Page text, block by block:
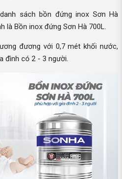
sách bồn đứng inox Sơn Hà
là Bồn inox đứng Sơn Hà 700L.
đương với 0,7 mét khối nước,
đình có 2 - 3 người.